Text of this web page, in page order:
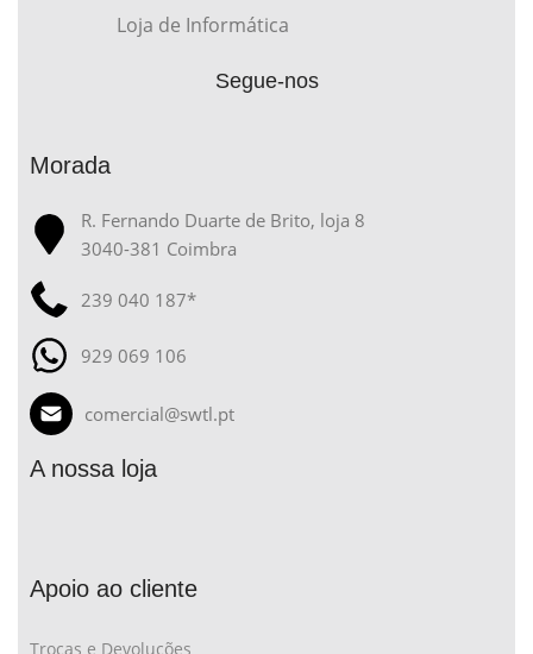
Loja de Informática
Segue-nos
Morada
R. Fernando Duarte de Brito, loja 8
3040-381 Coimbra
239 040 187*
929 069 106
comercial@swtl.pt
A nossa loja
Apoio ao cliente
Trocas e Devoluções